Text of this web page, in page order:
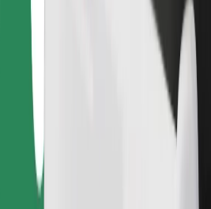
Algemene voorwaarden
Slechts enkele minuten